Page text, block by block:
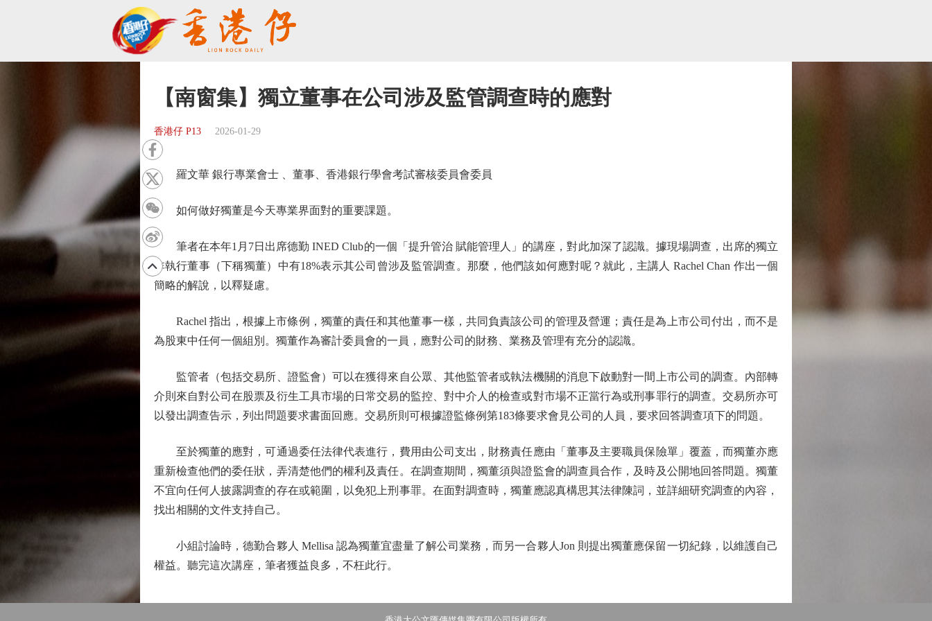
【南窗集】獨立董事在公司涉及監管調查時的應對
香港仔 P13 2026-01-29
羅文華 銀行專業會士 、董事、香港銀行學會考試審核委員會委員
如何做好獨董是今天專業界面對的重要課題。
筆者在本年1月7日出席德勤 INED Club的一個「提升管治 賦能管理人」的講座，對此加深了認識。據現場調查，出席的獨立
非執行董事（下稱獨董）中有18%表示其公司曾涉及監管調查。那麼，他們該如何應對呢？就此，主講人 Rachel Chan 作出一個
簡略的解說，以釋疑慮。
Rachel 指出，根據上市條例，獨董的責任和其他董事一樣，共同負責該公司的管理及營運；責任是為上市公司付出，而不是
為股東中任何一個組別。獨董作為審計委員會的一員，應對公司的財務、業務及管理有充分的認識。
監管者（包括交易所、證監會）可以在獲得來自公眾、其他監管者或執法機關的消息下啟動對一間上市公司的調查。內部轉
介則來自對公司在股票及衍生工具市場的日常交易的監控、對中介人的檢查或對市場不正當行為或刑事罪行的調查。交易所亦可
以發出調查告示，列出問題要求書面回應。交易所則可根據證監條例第183條要求會見公司的人員，要求回答調查項下的問題。
至於獨董的應對，可通過委任法律代表進行，費用由公司支出，財務責任應由「董事及主要職員保險單」覆蓋，而獨董亦應
重新檢查他們的委任狀，弄清楚他們的權利及責任。在調查期間，獨董須與證監會的調查員合作，及時及公開地回答問題。獨董
不宜向任何人披露調查的存在或範圍，以免犯上刑事罪。在面對調查時，獨董應認真構思其法律陳詞，並詳細研究調查的內容，
找出相關的文件支持自己。
小組討論時，德勤合夥人 Mellisa 認為獨董宜盡量了解公司業務，而另一合夥人Jon 則提出獨董應保留一切紀錄，以維護自己
權益。聽完這次講座，筆者獲益良多，不枉此行。